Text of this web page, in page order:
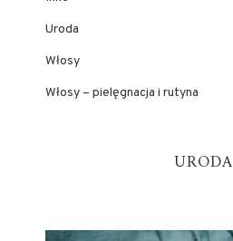
Uroda
Włosy
Włosy – pielęgnacja i rutyna
URODA